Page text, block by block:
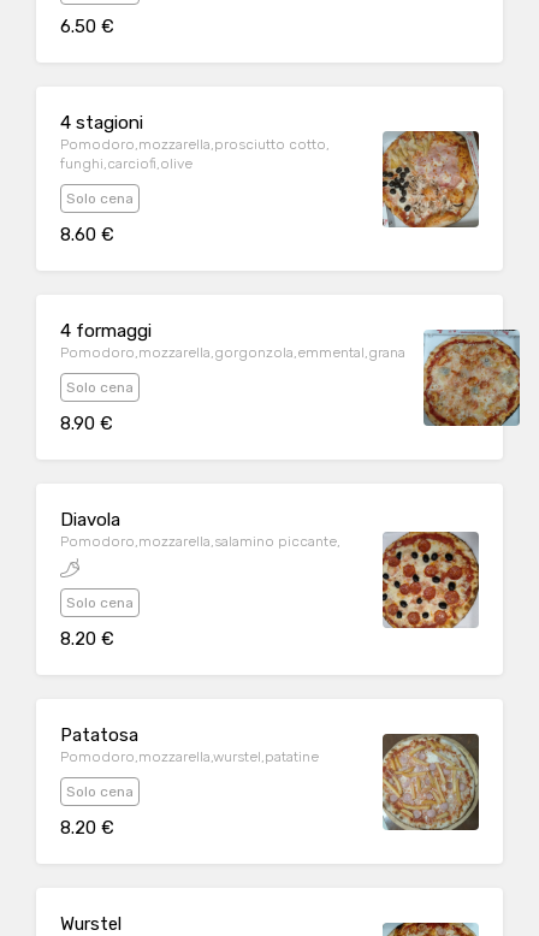
6.50 €
4 stagioni
Pomodoro,mozzarella,prosciutto cotto,
funghi,carciofi,olive
Solo cena
8.60 €
4 formaggi
Pomodoro,mozzarella,gorgonzola,emmental,grana
Solo cena
8.90 €
Diavola
Pomodoro,mozzarella,salamino piccante,
Solo cena
8.20 €
Patatosa
Pomodoro,mozzarella,wurstel,patatine
Solo cena
8.20 €
Wurstel